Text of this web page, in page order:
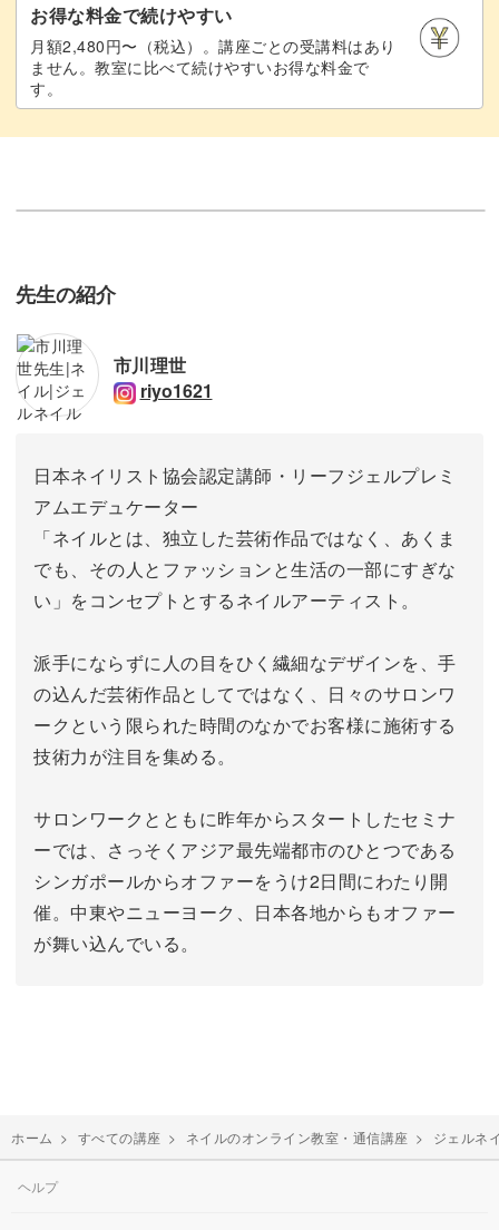
お得な料金で続けやすい
月額2,480円〜（税込）。講座ごとの受講料はあり
ません。教室に比べて続けやすいお得な料金で
す。
先生の紹介
市川理世
riyo1621
日本ネイリスト協会認定講師・リーフジェルプレミ
アムエデュケーター
「ネイルとは、独立した芸術作品ではなく、あくま
でも、その人とファッションと生活の一部にすぎな
い」をコンセプトとするネイルアーティスト。
派手にならずに人の目をひく繊細なデザインを、手
の込んだ芸術作品としてではなく、日々のサロンワ
ークという限られた時間のなかでお客様に施術する
技術力が注目を集める。
サロンワークとともに昨年からスタートしたセミナ
ーでは、さっそくアジア最先端都市のひとつである
シンガポールからオファーをうけ2日間にわたり開
催。中東やニューヨーク、日本各地からもオファー
が舞い込んでいる。
ホーム > すべての講座 > ネイルのオンライン教室・通信講座 > ジェルネ
ヘルプ